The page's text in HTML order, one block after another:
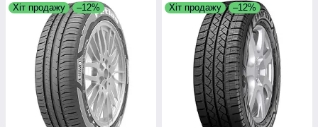
Хіт продажу –12% Хіт продажу –12%